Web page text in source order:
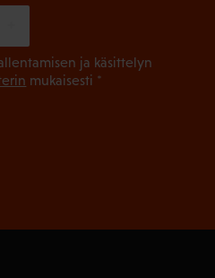
ja käsittelyn
mukaisesti *